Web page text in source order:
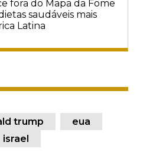
fora do Mapa da Fome
saudáveis mais
Latina
trump
eua
israel